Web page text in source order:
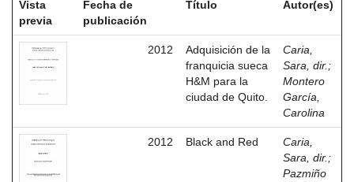
Vista
previa
Fecha de
publicación
Título Autor(es)
2012
Adquisición de la
franquicia sueca
H&M para la
ciudad de Quito.
Caria,
Sara, dir. ;
Montero
García,
Carolina
2012 Black and Red
Caria,
Sara, dir. ;
Pazmiño